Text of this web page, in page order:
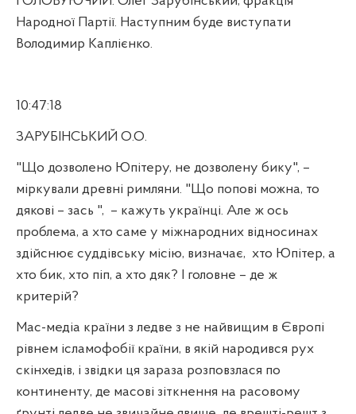
Народної Партії. Наступним буде виступати
Володимир Каплієнко.
10:47:18
ЗАРУБІНСЬКИЙ О.О.
"Що дозволено Юпітеру, не дозволену бику", –
міркували древні римляни. "Що попові можна, то
дякові – зась ", – кажуть українці. Але ж ось
проблема, а хто саме у міжнародних відносинах
здійснює суддівську місію, визначає, хто Юпітер, а
хто бик, хто піп, а хто дяк? І головне – де ж
критерій?
Мас-медіа країни з ледве з не найвищим в Європі
рівнем ісламофобії країни, в якій народився рух
скінхедів, і звідки ця зараза розповзлася по
континенту, де масові зіткнення на расовому